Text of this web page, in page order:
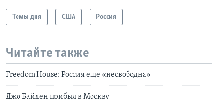
Темы дня США Россия
Читайте также
Freedom House: Россия еще «несвободна»
Джо Байден прибыл в Москву